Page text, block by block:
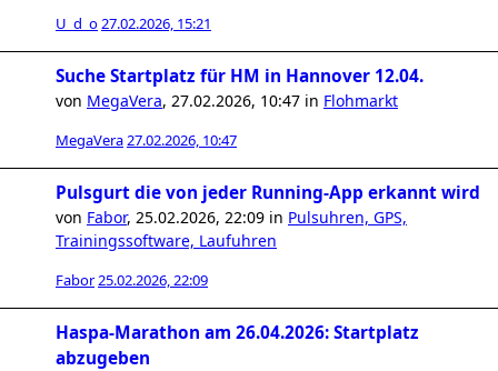
U_d_o27.02.2026, 15:21
Suche Startplatz für HM in Hannover 12.04.
von MegaVera, 27.02.2026, 10:47 in Flohmarkt
MegaVera27.02.2026, 10:47
Pulsgurt die von jeder Running-App erkannt wird
von Fabor, 25.02.2026, 22:09 in Pulsuhren, GPS,
Trainingssoftware, Laufuhren
Fabor25.02.2026, 22:09
Haspa-Marathon am 26.04.2026: Startplatz
abzugeben